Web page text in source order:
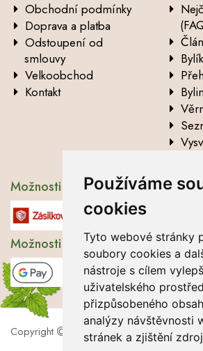
Používáme
cookies
Tyto webové stránky
soubory cookies a
nástroje s cílem
uživatelského
přizpůsobeného
analýzy návštěvnosti
stránek a zjištění
Obchodní podmínky
Doprava a platba
Odstoupení od
smlouvy
Velkoobchod
Kontakt
Možnosti dopravy
Možnosti platby
Copyright
2026 Lbros s.r.o.